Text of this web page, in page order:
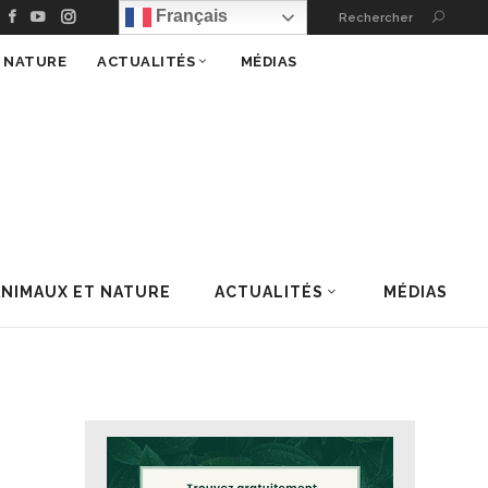
Français Rechercher
ET NATURE ACTUALITÉS MÉDIAS
ACTUALITÉS MÉDIAS